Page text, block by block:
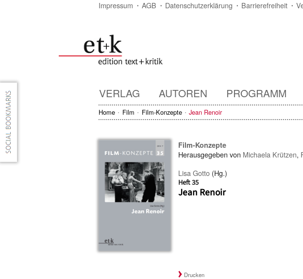
Impressum AGB Datenschutzerklärung Barrierefreiheit
VERLAG AUTOREN PROGRAMM
Home Film Film-Konzepte Jean Renoir
Film-Konzepte
Herausgegeben von Michaela Krützen,
Lisa Gotto (Hg.)
Heft 35
Jean Renoir
Drucken